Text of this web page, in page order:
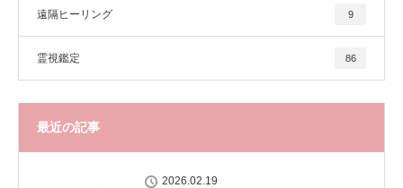
遠隔ヒーリング 9
霊視鑑定 86
最近の記事
2026.02.19